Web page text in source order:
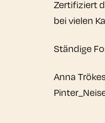
Zertifiziert
bei vielen
Ständige
Anna